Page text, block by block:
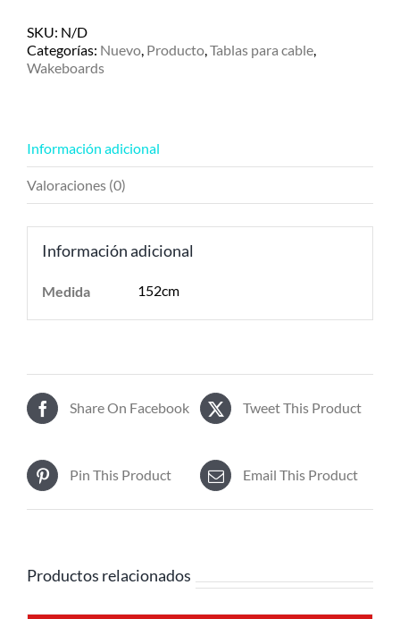
para
cable
park
SKU: N/D
Categorías: Nuevo Producto Tablas para cable
Wakeboards
Información adicional
Valoraciones (0)
Información adicional
Medida 152cm
Share On Facebook Tweet This Product
Pin This Product Email This Product
Productos relacionados